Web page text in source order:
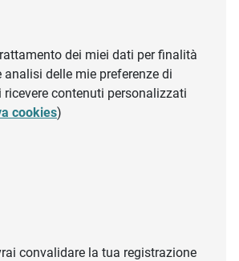
dei miei dati per finalità
delle mie preferenze di
ricevere contenuti personalizzati
cookies)
convalidare la tua registrazione